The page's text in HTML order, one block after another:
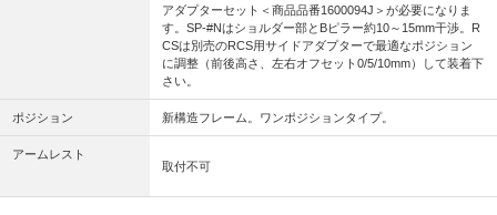
アダプターセット＜商品品番1600094J＞が必要になりま
す。SP-#Nはショルダー部とBピラー約10～15mm干渉。R
CSは別売のRCS用サイドアダプターで最適なポジション
に調整（前後高さ、左右オフセット0/5/10mm）して装着下
さい。
ポジション 新構造フレーム。ワンポジションタイプ。
アームレスト
取付不可